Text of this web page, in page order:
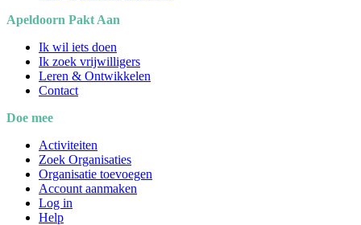
Apeldoorn Pakt Aan
Ik wil iets doen
Ik zoek vrijwilligers
Leren & Ontwikkelen
Contact
Doe mee
Activiteiten
Zoek Organisaties
Organisatie toevoegen
Account aanmaken
Log in
Help